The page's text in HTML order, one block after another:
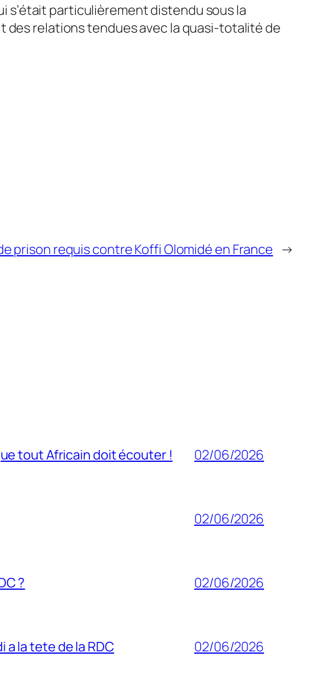
s’était particulièrement distendu sous la
des relations tendues avec la quasi-totalité de
prison requis contre Koffi Olomidé en France →
tout Africain doit écouter ! 02/06/2026
02/06/2026
? 02/06/2026
a la tete de la RDC 02/06/2026